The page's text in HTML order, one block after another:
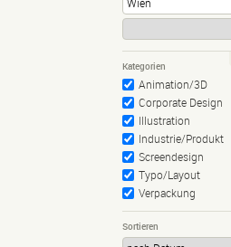
Kategorien
Animation/3D
Corporate Design
Illustration
Industrie/Produkt
Screendesign
Typo/Layout
Verpackung
Sortieren